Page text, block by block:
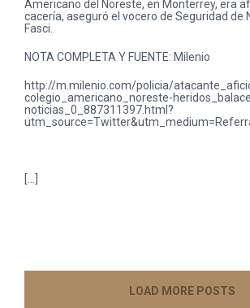
Americano del Noreste, en Monterrey, era
cacería, aseguró el vocero de Seguridad de
Fasci.
NOTA COMPLETA Y FUENTE: Milenio
http://m.milenio.com/policia/
colegio_americano_noreste-
noticias_0_887311397.html?
[…]
LOAD MORE POSTS